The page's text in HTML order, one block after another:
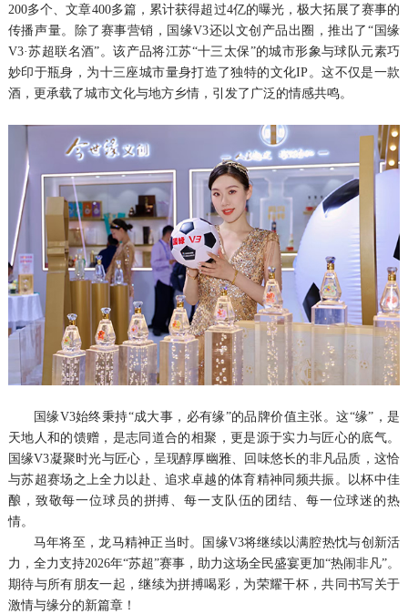
200多个、文章400多篇，累计获得超过4亿的曝光，极大拓展了赛事的
传播声量。除了赛事营销，国缘V3还以文创产品出圈，推出了“国缘
V3·苏超联名酒”。该产品将江苏“十三太保”的城市形象与球队元素巧
妙印于瓶身，为十三座城市量身打造了独特的文化IP。这不仅是一款
酒，更承载了城市文化与地方乡情，引发了广泛的情感共鸣。
国缘V3始终秉持“成大事，必有缘”的品牌价值主张。这“缘”，是
天地人和的馈赠，是志同道合的相聚，更是源于实力与匠心的底气。
国缘V3凝聚时光与匠心，呈现醇厚幽雅、回味悠长的非凡品质，这恰
与苏超赛场之上全力以赴、追求卓越的体育精神同频共振。以杯中佳
酿，致敬每一位球员的拼搏、每一支队伍的团结、每一位球迷的热
情。
马年将至，龙马精神正当时。国缘V3将继续以满腔热忱与创新活
力，全力支持2026年“苏超”赛事，助力这场全民盛宴更加“热闹非凡”。
期待与所有朋友一起，继续为拼搏喝彩，为荣耀干杯，共同书写关于
激情与缘分的新篇章！